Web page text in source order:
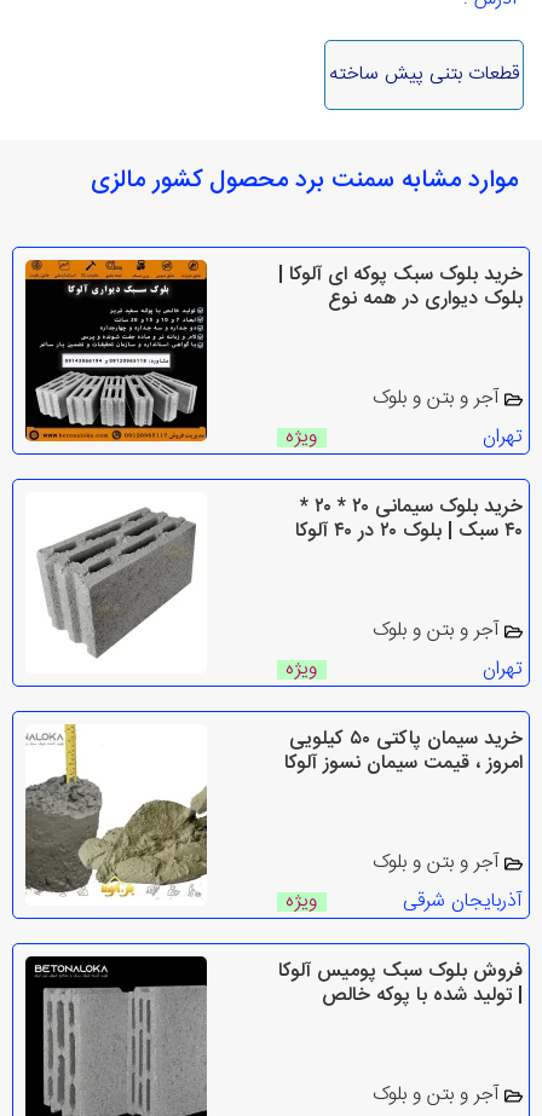
قطعات بتنی پیش ساخته
موارد مشابه سمنت برد محصول کشور مالزی
خرید بلوک سبک پوکه ای آلوکا |
بلوک دیواری در همه نوع
آجر و بتن و بلوک
تهران
ویژه
خرید بلوک سیمانی ۲۰ * ۲۰ *
۴۰ سبک | بلوک ۲۰ در ۴۰ آلوکا
آجر و بتن و بلوک
تهران
ویژه
خرید سیمان پاکتی ۵۰ کیلویی
امروز ، قیمت سیمان نسوز آلوکا
آجر و بتن و بلوک
آذربایجان شرقی
ویژه
فروش بلوک سبک پومیس آلوکا
| تولید شده با پوکه خالص
آجر و بتن و بلوک